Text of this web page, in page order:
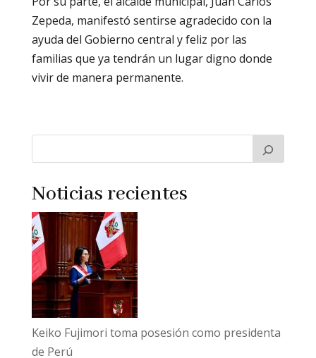
Zepeda, manifestó sentirse agradecido con la
ayuda del Gobierno central y feliz por las
familias que ya tendrán un lugar digno donde
vivir de manera permanente.
Noticias recientes
Keiko Fujimori toma posesión como presidenta
de Perú